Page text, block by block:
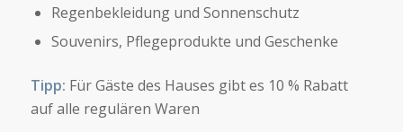
Regenbekleidung und Sonnenschutz
Souvenirs, Pflegeprodukte und Geschenke
Tipp: Für Gäste des Hauses gibt es 10 % Rabatt
auf alle regulären Waren